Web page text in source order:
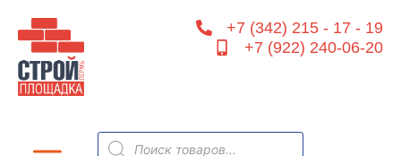
содержимому
+7 (342) 215 - 17 - 19
+7 (922) 240-06-20
Поиск
товаров